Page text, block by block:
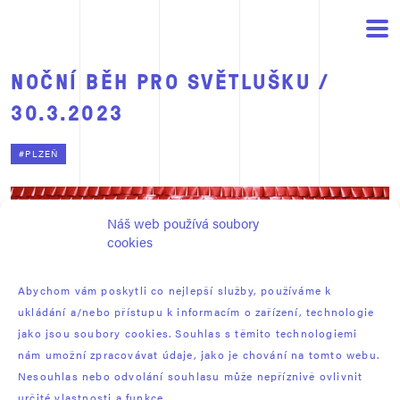
Náš web používá soubory
cookies
Abychom vám poskytli co nejlepší služby, používáme k
ukládání a/nebo přístupu k informacím o zařízení, technologie
jako jsou soubory cookies. Souhlas s těmito technologiemi
nám umožní zpracovávat údaje, jako je chování na tomto webu.
Nesouhlas nebo odvolání souhlasu může nepříznivě ovlivnit
NOČNÍ BĚH PRO SVĚTLUŠKU /
30.3.2023
#PLZEŇ